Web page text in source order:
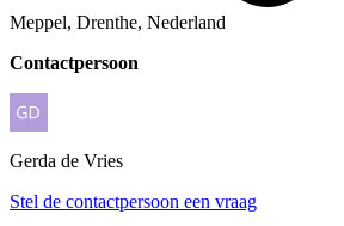
Meppel, Drenthe, Nederland
Contactpersoon
Gerda de Vries
Stel de contactpersoon een vraag